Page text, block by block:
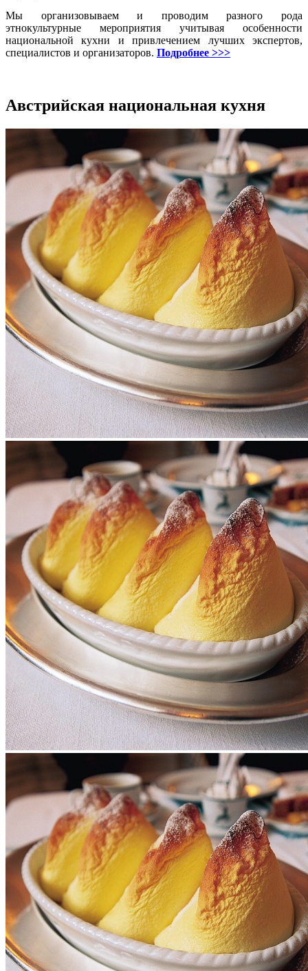
Мы организовываем и проводим разного рода
этнокультурные мероприятия учитывая особенности
национальной кухни и привлечением лучших экспертов,
специалистов и организаторов. Подробнее >>>
Австрийская национальная кухня